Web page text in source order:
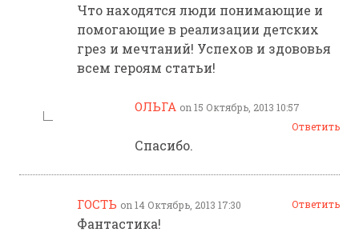
Что находятся люди понимающие и
помогающие в реализации детских
грез и мечтаний! Успехов и здововья
всем героям статьи!
ОЛЬГА on 15 Октябрь, 2013 10:57
Ответить
Спасибо.
ГОСТЬ on 14 Октябрь, 2013 17:30 Ответить
Фантастика!